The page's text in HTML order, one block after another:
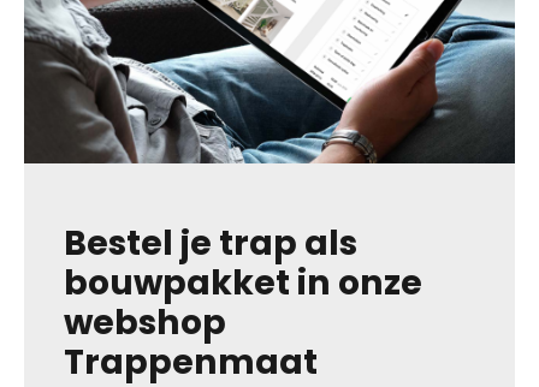
Bestel je trap als
bouwpakket in onze
webshop
Trappenmaat